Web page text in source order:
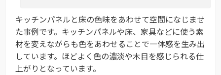
キッチンパネルと床の色味をあわせて空間になじませ
た事例です。キッチンパネルや床、家具などに使う素
材を変えながらも色をあわせることで一体感を生み出
しています。ほどよく色の濃淡や木目を感じられる仕
上がりとなっています。